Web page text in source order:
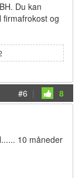
Du kan
og
#6 | 8
10 måneder